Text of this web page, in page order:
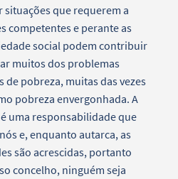
situações que requerem a
competentes e perante as
social podem contribuir
muitos dos problemas
de pobreza, muitas das vezes
pobreza envergonhada. A
uma responsabilidade que
e, enquanto autarca, as
são acrescidas, portanto
concelho, ninguém seja